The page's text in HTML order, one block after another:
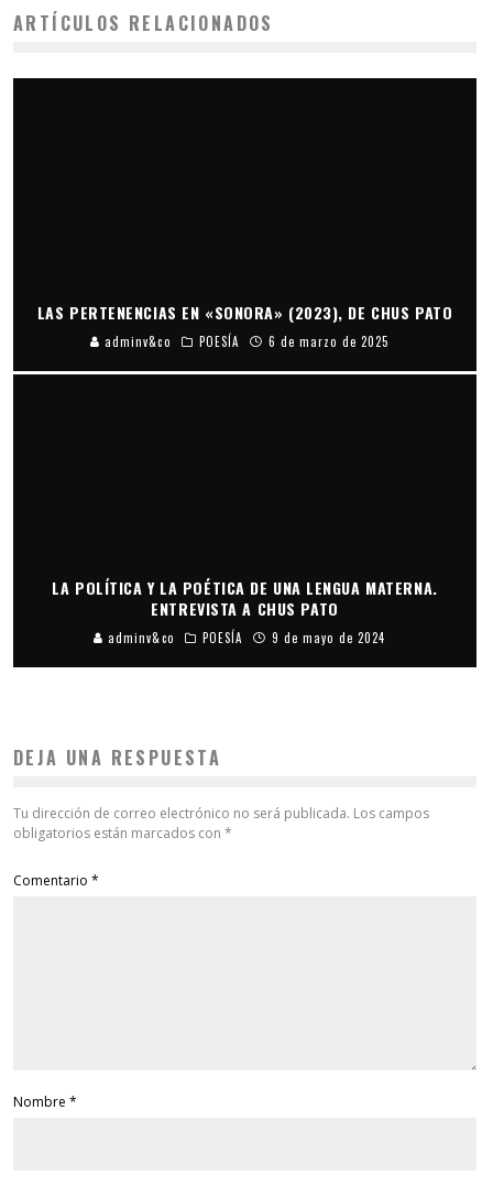
ARTÍCULOS RELACIONADOS
LAS PERTENENCIAS EN «SONORA» (2023), DE CHUS PATO
adminv&co POESÍA 6 de marzo de 2025
LA POLÍTICA Y LA POÉTICA DE UNA LENGUA MATERNA.
ENTREVISTA A CHUS PATO
adminv&co POESÍA 9 de mayo de 2024
DEJA UNA RESPUESTA
Tu dirección de correo electrónico no será publicada. Los campos
obligatorios están marcados con *
Comentario *
Nombre *